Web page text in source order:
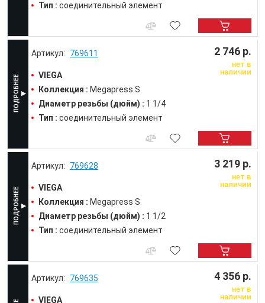
Тип : соединительный элемент
769611
VIEGA
Коллекция : Megapress S
Диаметр резьбы (дюйм) : 1 1/4
Тип : соединительный элемент
2 746 р.
нет в
наличии
769628
VIEGA
Коллекция : Megapress S
Диаметр резьбы (дюйм) : 1 1/2
Тип : соединительный элемент
3 219 р.
нет в
наличии
769635
VIEGA
4 356 р.
нет в
наличии